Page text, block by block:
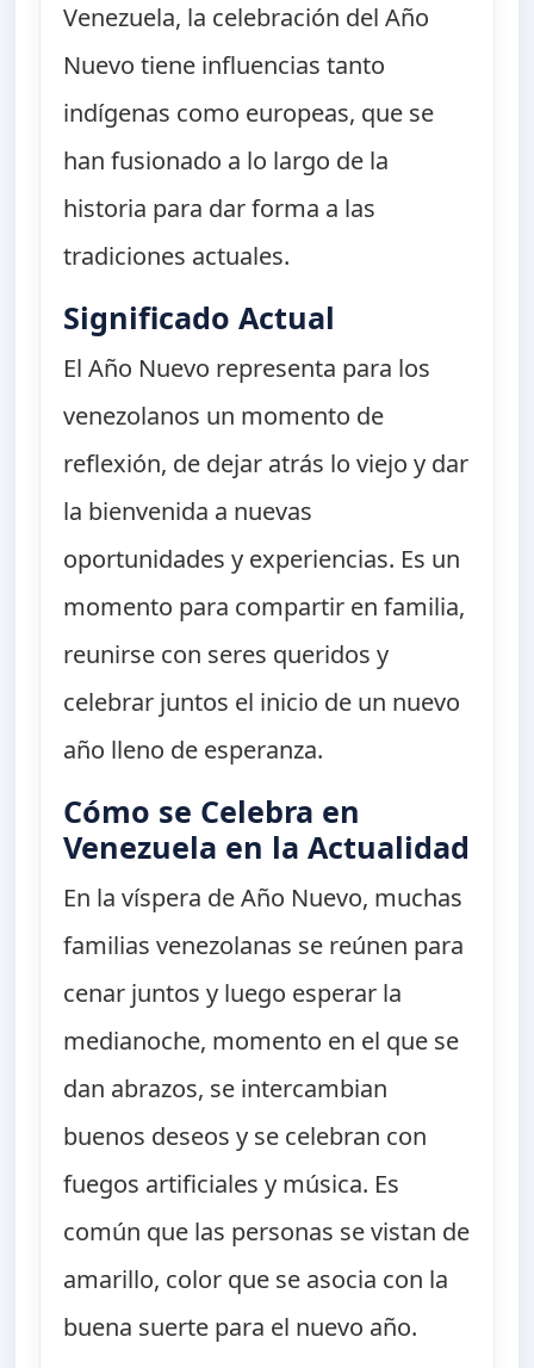
Venezuela, la celebración del Año
Nuevo tiene influencias tanto
indígenas como europeas, que se
han fusionado a lo largo de la
historia para dar forma a las
tradiciones actuales.
Significado Actual
El Año Nuevo representa para los
venezolanos un momento de
reflexión, de dejar atrás lo viejo y dar
la bienvenida a nuevas
oportunidades y experiencias. Es un
momento para compartir en familia,
reunirse con seres queridos y
celebrar juntos el inicio de un nuevo
año lleno de esperanza.
Cómo se Celebra en
Venezuela en la Actualidad
En la víspera de Año Nuevo, muchas
familias venezolanas se reúnen para
cenar juntos y luego esperar la
medianoche, momento en el que se
dan abrazos, se intercambian
buenos deseos y se celebran con
fuegos artificiales y música. Es
común que las personas se vistan de
amarillo, color que se asocia con la
buena suerte para el nuevo año.